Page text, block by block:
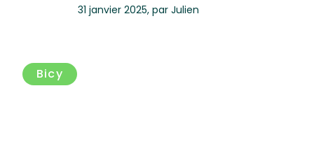
31 janvier 2025, par Julien
Bicy